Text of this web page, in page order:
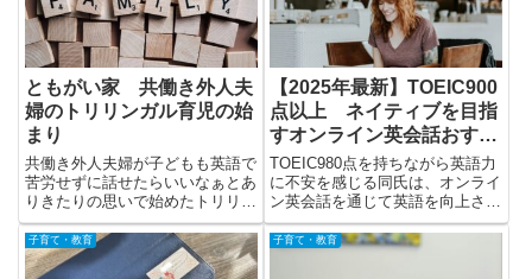
ともがい家 共働き外人夫
婦のトリリンガル育児の始
まり
共働き外人夫婦が子どもも英語で
苦労せずに話せたらいいなぁとあ
りきたりの思いで始めたトリリン
ガル教育の日々を綴ります。
【2025年最新】TOEIC900
点以上 ネイティブを目指
すオンライン英会話おすす
め3選
TOEIC980点を持ちながら英語力
に不安を感じる同氏は、オンライ
ン英会話を通じて英語を向上させ
たいと考えています。Cambly、
Native Camp、EF English Liveの
子育て・教育 子育て・教育